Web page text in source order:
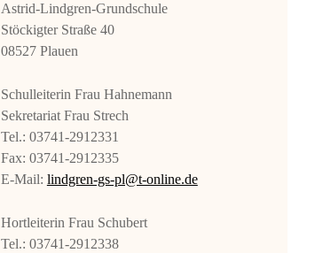
Astrid-Lindgren-Grundschule
Stöckigter Straße 40
08527 Plauen
Schulleiterin Frau Hahnemann
Sekretariat Frau Strech
Tel.: 03741-2912331
Fax: 03741-2912335
E-Mail: lindgren-gs-pl@t-online.de
Hortleiterin Frau Schubert
Tel.: 03741-2912338